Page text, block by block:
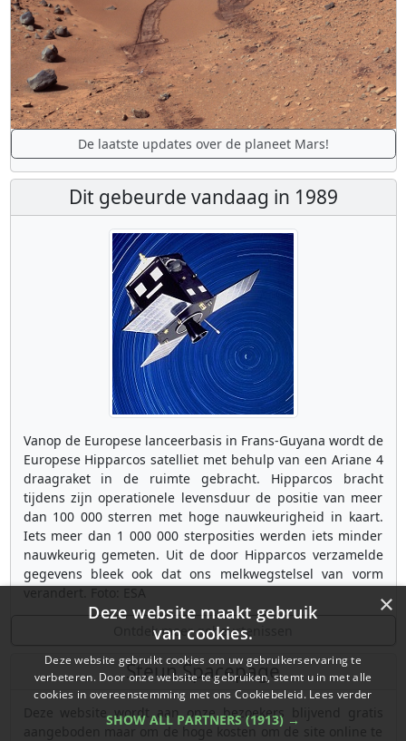
De laatste updates over de planeet Mars!
Dit gebeurde vandaag in 1989
Vanop de Europese lanceerbasis in Frans-Guyana wordt de
Europese Hipparcos satelliet met behulp van een Ariane 4
draagraket in de ruimte gebracht. Hipparcos bracht
tijdens zijn operationele levensduur de positie van meer
dan 100 000 sterren met hoge nauwkeurigheid in kaart.
Iets meer dan 1 000 000 sterposities werden iets minder
nauwkeurig gemeten. Uit de door Hipparcos verzamelde
gegevens bleek ook dat ons melkwegstelsel van vorm
Ontdek meer gebeurtenissen
Steun Spacepage
Deze website wordt aan onze bezoekers blijvend gratis
aangeboden maar om de hoge kosten om de site online te
×
Deze website maakt gebruik
van cookies.
Deze website gebruikt cookies om uw gebruikerservaring te
verbeteren. Door onze website te gebruiken, stemt u in met alle
cookies in overeenstemming met ons Cookiebeleid. Lees verder
SHOW ALL PARTNERS (1913) →